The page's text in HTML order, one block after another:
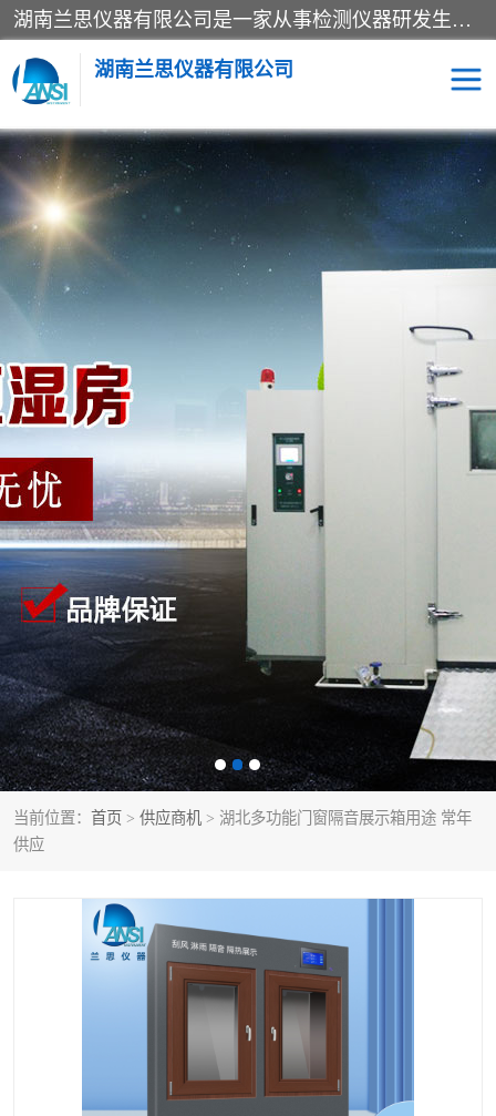
湖南兰思仪器有限公司是一家从事检测仪器研发生产销售和维修保养服务的综合型企业，产品符合国际标准可按需定制专业售前售后工程师，主要有门窗性能体验箱、门窗隔音展示箱、恒温恒湿试验箱、步入式恒温恒湿房、高低温试验箱、老化试验箱、老化试验房、恒温恒湿培养箱、水泥标准养护试验箱、电热鼓风干燥试验箱、真空干燥箱、工业烤箱、盐雾腐蚀试验箱等。
湖南兰思仪器有限公司
当前位置： 首页 > 供应商机 > 湖北多功能门窗隔音展示箱用途 常年
供应
老化房 恒温恒湿试验箱
工业烘箱 门窗体验箱